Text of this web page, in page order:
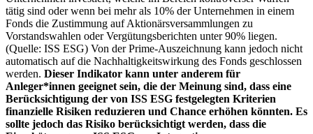
tätig sind oder wenn bei mehr als 10% der Unternehmen in einem
Fonds die Zustimmung auf Aktionärsversammlungen zu
Vorstandswahlen oder Vergütungsberichten unter 90% liegen.
(Quelle: ISS ESG) Von der Prime-Auszeichnung kann jedoch nicht
automatisch auf die Nachhaltigkeitswirkung des Fonds geschlossen
werden. Dieser Indikator kann unter anderem für
Anleger*innen geeignet sein, die der Meinung sind, dass eine
Berücksichtigung der von ISS ESG festgelegten Kriterien
finanzielle Risiken reduzieren und Chance erhöhen könnten. Es
sollte jedoch das Risiko berücksichtigt werden, dass die